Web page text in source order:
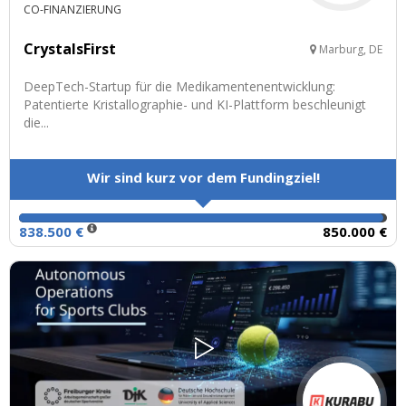
CO-FINANZIERUNG
CrystalsFirst Marburg, DE
DeepTech-Startup für die Medikamentenentwicklung:
Patentierte Kristallographie- und KI-Plattform beschleunigt
die...
Wir sind kurz vor dem Fundingziel!
838.500 € 850.000 €